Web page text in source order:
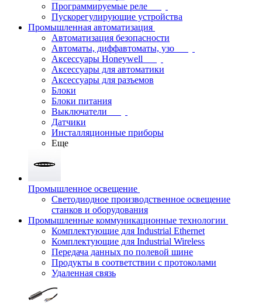
Программируемые реле
Пускорегулирующие устройства
Промышленная автоматизация
Автоматизация безопасности
Автоматы, диффавтоматы, узо
Аксессуары Honeywell
Аксессуары для автоматики
Аксессуары для разъемов
Блоки
Блоки питания
Выключатели
Датчики
Инсталляционные приборы
Еще
Промышленное освещение
Светодиодное производственное освещение
станков и оборудования
Промышленные коммуникационные технологии
Комплектующие для Industrial Ethernet
Комплектующие для Industrial Wireless
Передача данных по полевой шине
Продукты в соответствии с протоколами
Удаленная связь